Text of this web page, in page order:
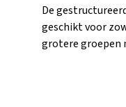
De
geschikt voor
grotere groepen